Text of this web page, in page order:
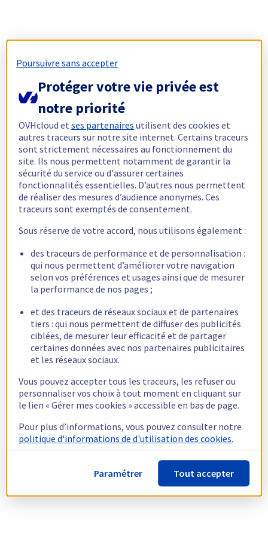
Poursuivre sans accepter
Protéger votre vie privée est
notre priorité
OVHcloud etses partenaires utilisent des cookies et
autres traceurs sur notre site internet. Certains traceurs
sont strictement nécessaires au fonctionnement du
site. Ils nous permettent notamment de garantir la
sécurité du service ou d'assurer certaines
fonctionnalités essentielles. D’autres nous permettent
de réaliser des mesures d’audience anonymes. Ces
traceurs sont exemptés de consentement.
Sous réserve de votre accord, nous utilisons également :
des traceurs de performance et de personnalisation :
qui nous permettent d’améliorer votre navigation
selon vos préférences et usages ainsi que de mesurer
la performance de nos pages ;
et des traceurs de réseaux sociaux et de partenaires
tiers : qui nous permettent de diffuser des publicités
ciblées, de mesurer leur efficacité et de partager
certaines données avec nos partenaires publicitaires
et les réseaux sociaux.
Vous pouvez accepter tous les traceurs, les refuser ou
personnaliser vos choix à tout moment en cliquant sur
le lien « Gérer mes cookies » accessible en bas de page.
Pour plus d’informations, vous pouvez consulter notre
politique d'informations de d'utilisation des cookies.
Paramétrer Tout accepter